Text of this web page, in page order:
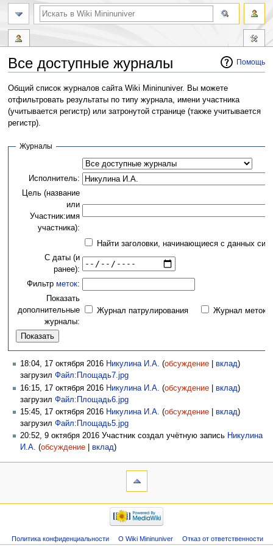
Помощь
Все доступные журналы
Перейти
к
навигации
Перейти
к
поиску
Общий список журналов сайта Wiki Mininuniver. Вы можете
отфильтровать результаты по типу журнала, имени участника
(учитывается регистр) или затронутой странице (также учитывается
регистр).
Журналы
Исполнитель:
Цель (название
или
Участник:имя
участника):
Найти заголовки, начинающиеся с данных
С даты (и
ранее):
Фильтрметок:
Показать
дополнительные
журналы:
Журнал патрулирования Журнал меток
18:04, 17 октября 2016 Никулина И.А. (обсуждение вклад)
загрузил Файл:Площадь7.jpg
16:15, 17 октября 2016 Никулина И.А. (обсуждение вклад)
загрузил Файл:Площадь6.jpg
15:45, 17 октября 2016 Никулина И.А. (обсуждение вклад)
загрузил Файл:Площадь5.jpg
20:52, 9 октября 2016 Участник создал учётную запись Никулина
И.А. (обсуждение вклад)
Политика конфиденциальности О Wiki Mininuniver Отказ от ответственности